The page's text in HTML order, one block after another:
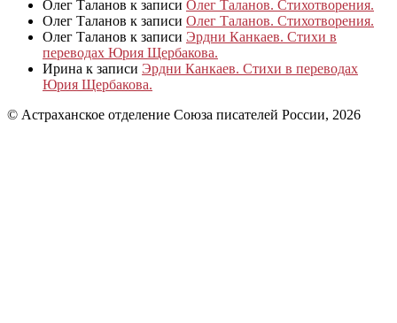
Олег Таланов к записи Олег Таланов. Стихотворения.
Олег Таланов к записи Олег Таланов. Стихотворения.
Олег Таланов к записи Эрдни Канкаев. Стихи в
переводах Юрия Щербакова.
Ирина к записи Эрдни Канкаев. Стихи в переводах
Юрия Щербакова.
© Астраханское отделение Союза писателей России, 2026